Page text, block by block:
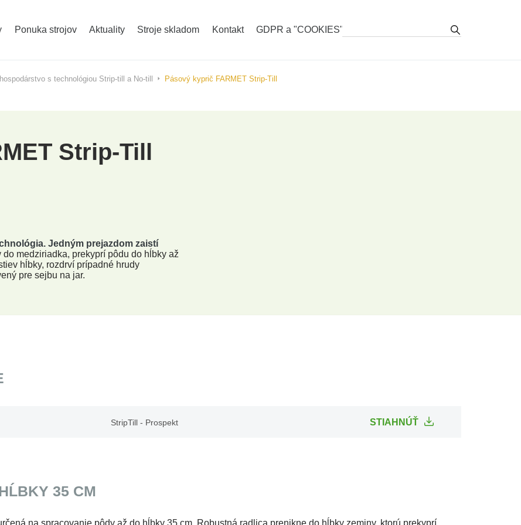
Traktory ZOOMLION
Mulčovače, frézy, stroje pre TTP
Ponuka strojov Aktuality Stroje skladom Kontakt GDPR a "COOKIES"
s technológiou Strip-till a No-till Pásový kyprič FARMET Strip-Till
Strip-Till
Jedným prejazdom zaistí
medziriadka, prekyprí pôdu do hĺbky až
hĺbky, rozdrví prípadné hrudy
pre sejbu na jar.
StripTill - Prospekt STIAHNÚŤ
35 CM
na spracovanie pôdy až do hĺbky 35 cm. Robustná radlica prenikne do hĺbky zeminy, ktorú prekyprí